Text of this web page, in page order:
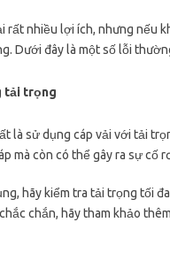
rất nhiều lợi ích, nhưng nếu
Dưới đây là một số lỗi
tải trọng
là sử dụng cáp vải với tải
mà còn có thể gây ra sự cố
hãy kiểm tra tải trọng tối
chắn, hãy tham khảo